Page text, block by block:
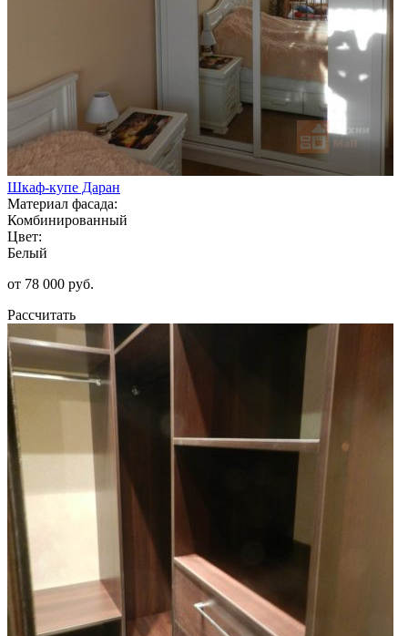
Шкаф-купе Даран
Материал фасада:
Комбинированный
Цвет:
Белый
от 78 000 руб.
Рассчитать